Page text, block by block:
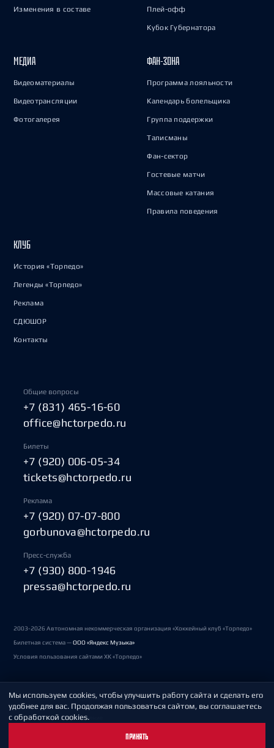
Изменения в составе Плей-офф
Кубок Губернатора
МЕДИА
Видеоматериалы
Видеотрансляции
Фотогалерея
ФАН-ЗОНА
Программа лояльности
Календарь болельщика
Группа поддержки
Талисманы
Фан-сектор
Гостевые матчи
Массовые катания
Правила поведения
КЛУБ
История «Торпедо»
Легенды «Торпедо»
Реклама
СДЮШОР
Контакты
Общие вопросы
+7 (831) 465-16-60
office@hctorpedo.ru
Билеты
+7 (920) 006-05-34
tickets@hctorpedo.ru
Реклама
+7 (920) 07-07-800
gorbunova@hctorpedo.ru
Пресс-служба
+7 (930) 800-1946
pressa@hctorpedo.ru
2003-2026 Автономная некоммерческая организация «Хоккейный клуб «Торпедо»
Билетная система —ООО «Яндекс Музыка»
Условия пользования сайтами ХК «Торпедо»
Политика обработки персональных данных
Пользовательское соглашение
Мы используем cookies, чтобы улучшить работу сайта и сделать его
удобнее для вас. Продолжая пользоваться сайтом, вы соглашаетесь
с обработкой cookies.
ПРИНЯТЬ